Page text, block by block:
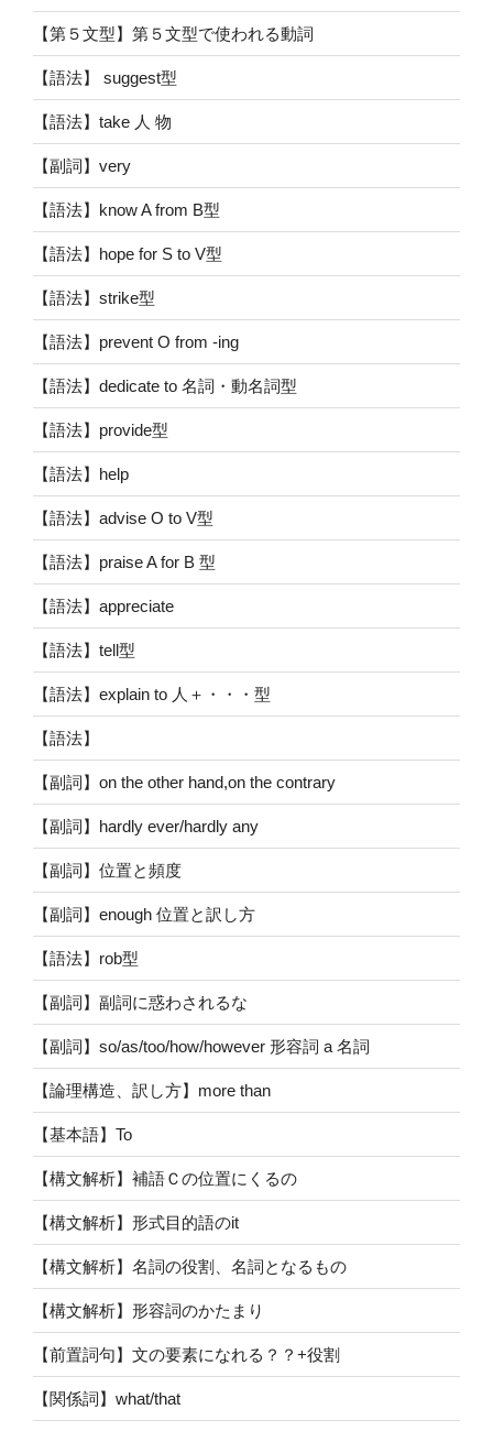
【第５文型】第５文型で使われる動詞
【語法】 suggest型
【語法】take 人 物
【副詞】very
【語法】know A from B型
【語法】hope for S to V型
【語法】strike型
【語法】prevent O from -ing
【語法】dedicate to 名詞・動名詞型
【語法】provide型
【語法】help
【語法】advise O to V型
【語法】praise A for B 型
【語法】appreciate
【語法】tell型
【語法】explain to 人＋・・・型
【語法】
【副詞】on the other hand,on the contrary
【副詞】hardly ever/hardly any
【副詞】位置と頻度
【副詞】enough 位置と訳し方
【語法】rob型
【副詞】副詞に惑わされるな
【副詞】so/as/too/how/however 形容詞 a 名詞
【論理構造、訳し方】more than
【基本語】To
【構文解析】補語Ｃの位置にくるの
【構文解析】形式目的語のit
【構文解析】名詞の役割、名詞となるもの
【構文解析】形容詞のかたまり
【前置詞句】文の要素になれる？？+役割
【関係詞】what/that